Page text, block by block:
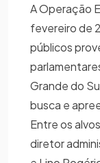
A Operação
fevereiro de
públicos
Grande do
busca e
Entre os
diretor